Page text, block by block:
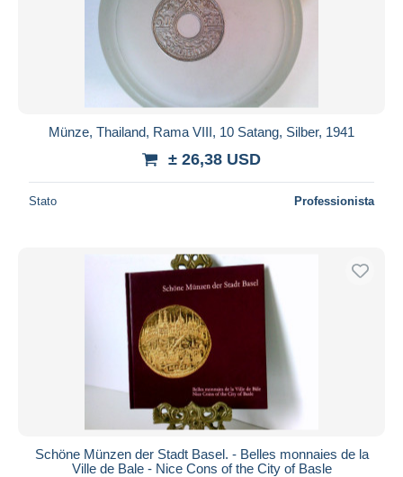
Münze, Thailand, Rama VIII, 10 Satang, Silber, 1941
± 26,38 USD
Stato Professionista
Schöne Münzen der Stadt Basel. - Belles monnaies de la
Ville de Bale - Nice Cons of the City of Basle